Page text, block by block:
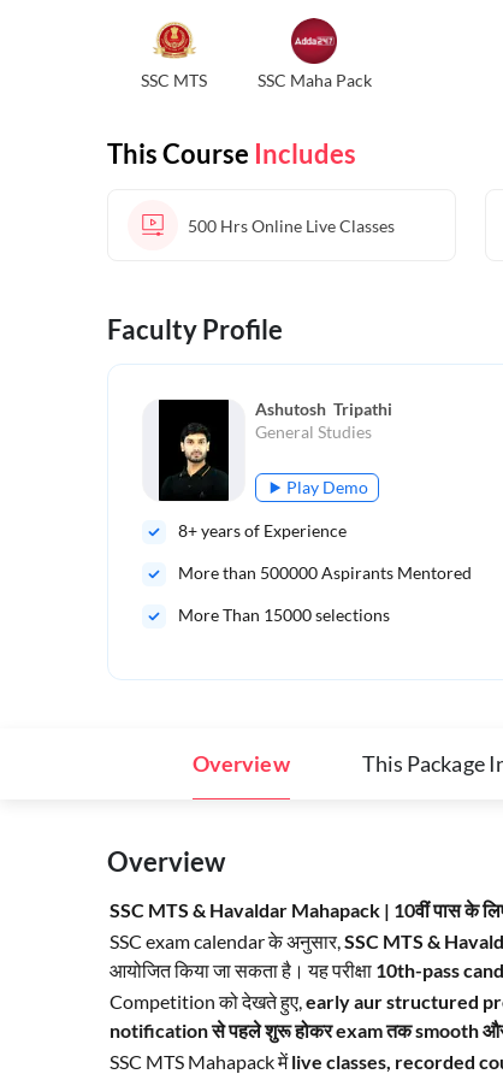
SSC MTS SSC Maha Pack
This Course Includes
500 HrsOnline Live Classes
Faculty Profile
Ashutosh  Tripathi
General Studies
Play Demo
8+ years of Experience
More than 500000Aspirants Mentored
More Than 15000 selections
Overview This Package
Overview
SSC MTS & Havaldar Mahapack | 10वीं पास के
SSC exam calendar के अनुसार,SSC MTS &
आयोजित किया जा सकता है। यह परीक्षा 10th-pass
Competition को देखते हुए,early aur structured
notification से पहले शुरू होकर exam तक smooth
SSC MTS Mahapack मेंlive classes, recorded